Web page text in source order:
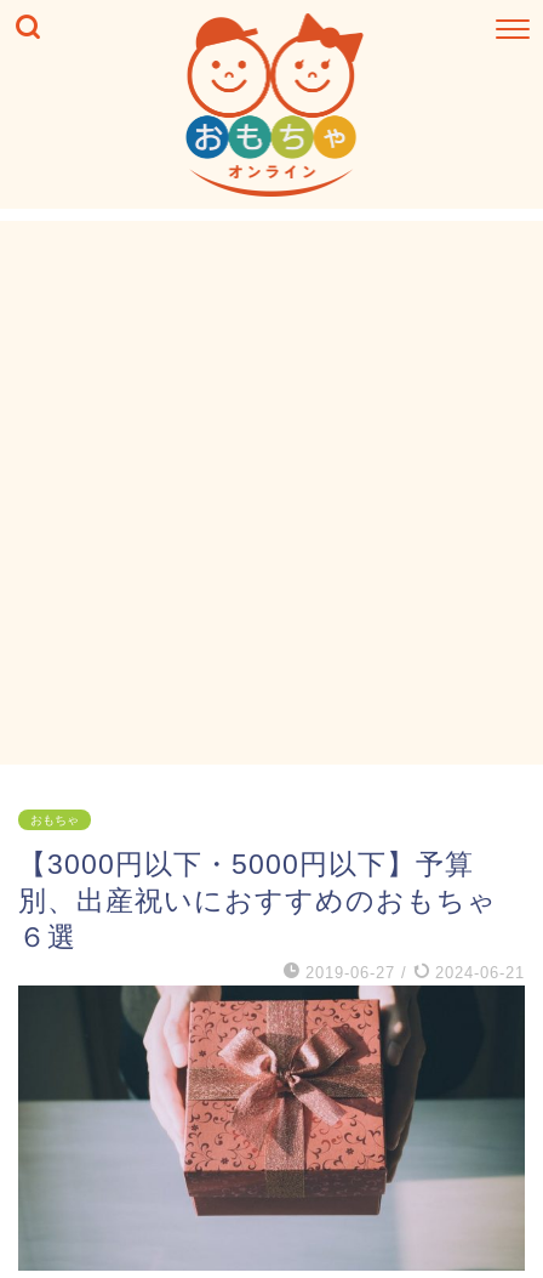
おもちゃ
【3000円以下・5000円以下】予算
別、出産祝いにおすすめのおもちゃ
６選
2019-06-27 / 2024-06-21